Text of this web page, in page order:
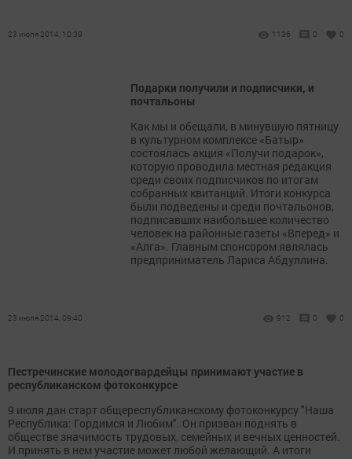
23 июля 2014, 10:39 1136 0 0
Подарки получили и подписчики, и
почтальоны
Как мы и обещали, в минувшую пятницу
в культурном комплексе «Батыр»
состоялась акция «Получи подарок»,
которую проводила местная редакция
среди своих подписчиков по итогам
собранных квитанций. Итоги конкурса
были подведены и среди почтальонов,
подписавших наибольшее количество
человек на районные газеты «Вперед» и
«Алга». Главным спонсором являлась
предприниматель Лариса Абдуллина.
23 июля 2014, 09:40 912 0 0
Пестречинские молодогвардейцы принимают участие в
республиканском фотоконкурсе
9 июля дан старт общереспубликанскому фотоконкурсу "Наша
Республика: Гордимся и Любим". Он призван поднять в
обществе значимость трудовых, семейных и вечных ценностей.
И принять в нем участие может любой желающий. А итоги